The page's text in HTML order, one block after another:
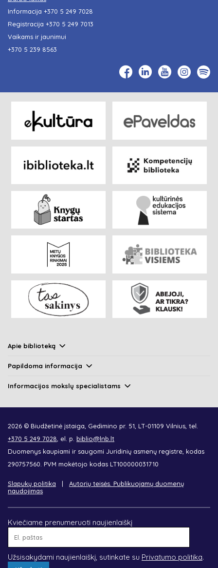
Informacija +370 5 249 7028
Registracija +370 5 249 7013
Vaikams ir jaunimui
+370 5 239 8563
Apie biblioteką
Papildoma informacija
Informacijos mokslų specialistams
2026 © Biudžetinė įstaiga, Gedimino pr. 51, LT-01109 Vilnius, tel.
+370 5 249 7028, el. p. biblio@lnb.lt
Duomenys kaupiami ir saugomi Juridinių asmenų registre, kodas
290757560. PVM mokėtojo kodas LT100000031710
Slapukų politika
Autorių teisės. Publikuojamų duomenų
naudojimas
Kviečiame prenumeruoti naujienlaiškį
Užsisakydami naujienlaiškį, sutinkate su Privatumo politika.